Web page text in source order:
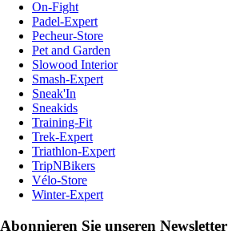
On-Fight
Padel-Expert
Pecheur-Store
Pet and Garden
Slowood Interior
Smash-Expert
Sneak'In
Sneakids
Training-Fit
Trek-Expert
Triathlon-Expert
TripNBikers
Vélo-Store
Winter-Expert
Abonnieren Sie unseren Newsletter